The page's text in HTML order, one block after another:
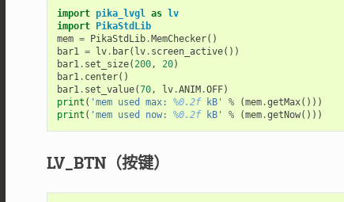
import pika_lvgl as lv
import PikaStdLib
mem = PikaStdLib.MemChecker()
bar1 = lv. bar( lv. screen_active())
bar1. set_size(200, 20)
bar1. center()
bar1. set_value(70, lv.ANIM.OFF)
print ( 'mem used max: %0.2f kB' % (mem.getMax()))
print ( 'mem used now: %0.2f kB' % (mem.getNow()))
LV_BTN（按键）